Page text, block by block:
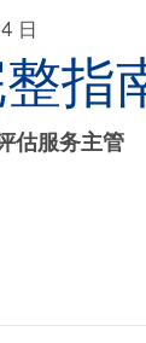
日
指
服务主管